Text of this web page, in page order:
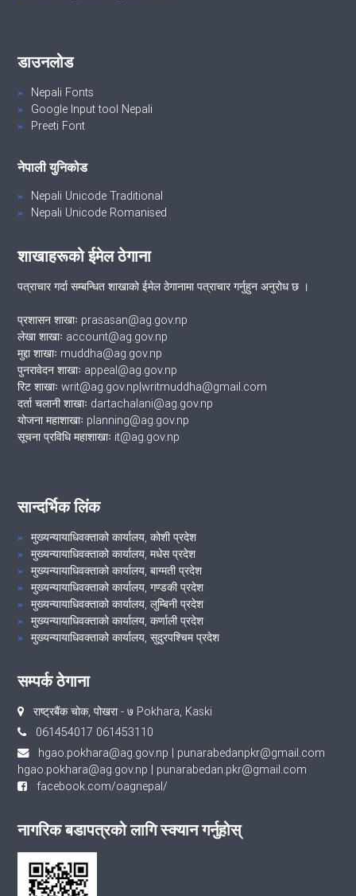
डाउनलोड
Nepali Fonts
Google Input tool Nepali
Preeti Font
नेपाली युनिकोड
Nepali Unicode Traditional
Nepali Unicode Romanised
शाखाहरूको ईमेल ठेगाना
पत्राचार गर्दा सम्बन्धित शाखाको ईमेल ठेगानामा पत्राचार गर्नुहुन अनुरोध छ ।
प्रशासन शाखाः prasasan@ag.gov.np
लेखा शाखाः account@ag.gov.np
मुद्दा शाखाः muddha@ag.gov.np
पुनरावेदन शाखाः appeal@ag.gov.np
रिट शाखाः writ@ag.gov.np|writmuddha@gmail.com
दर्ता चलानी शाखाः dartachalani@ag.gov.np
योजना महाशाखाः planning@ag.gov.np
सूचना प्रविधि महाशाखाः it@ag.gov.np
सान्दर्भिक लिंक
मुख्यन्यायाधिवक्ताको कार्यालय, कोशी प्रदेश
मुख्यन्यायाधिवक्ताको कार्यालय, मधेस प्रदेश
मुख्यन्यायाधिवक्ताको कार्यालय, बाग्मती प्रदेश
मुख्यन्यायाधिवक्ताको कार्यालय, गण्डकी प्रदेश
मुख्यन्यायाधिवक्ताको कार्यालय, लुम्बिनी प्रदेश
मुख्यन्यायाधिवक्ताको कार्यालय, कर्णाली प्रदेश
मुख्यन्यायाधिवक्ताको कार्यालय, सुदुरपश्चिम प्रदेश
सम्पर्क ठेगाना
राष्ट्रबैंक चोक, पोखरा - ७ Pokhara, Kaski
061454017 061453110
hgao.pokhara@ag.gov.np | punarabedanpkr@gmail.com
hgao.pokhara@ag.gov.np | punarabedan.pkr@gmail.com
facebook.com/oagnepal/
नागरिक बडापत्रको लागि स्क्यान गर्नुहोस्